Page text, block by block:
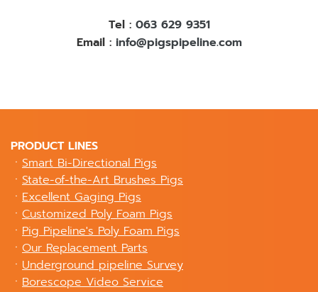
Tel : 063 629 9351
Email : info@pigspipeline.com
PRODUCT LINES
ㆍ Smart Bi-Directional Pigs
ㆍ State-of-the-Art Brushes Pigs
ㆍ Excellent Gaging Pigs
ㆍ Customized Poly Foam Pigs
ㆍ Pig Pipeline's Poly Foam Pigs
ㆍ Our Replacement Parts
ㆍ Underground pipeline Survey
ㆍ Borescope Video Service